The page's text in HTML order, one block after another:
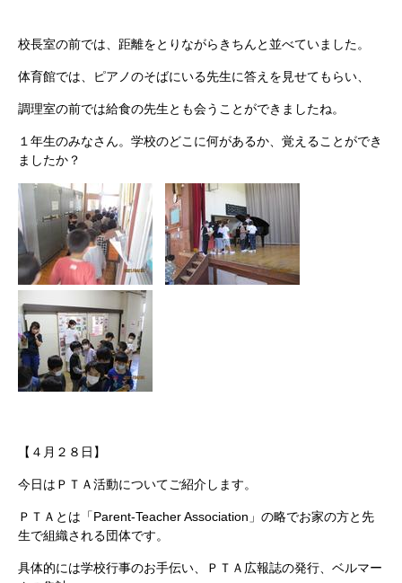
校長室の前では、距離をとりながらきちんと並べていました。
体育館では、ピアノのそばにいる先生に答えを見せてもらい、
調理室の前では給食の先生とも会うことができましたね。
１年生のみなさん。学校のどこに何があるか、覚えることができ
ましたか？
【４月２８日】
今日はＰＴＡ活動についてご紹介します。
ＰＴＡとは「Parent-Teacher Association」の略でお家の方と先
生で組織される団体です。
具体的には学校行事のお手伝い、ＰＴＡ広報誌の発行、ベルマー